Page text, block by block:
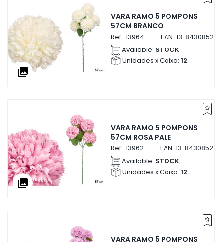
collections
VARA RAMO 5 POMPONS
57CM BRANCO
Ref.: 13964 EAN-13:
Available: STOCK
Unidades x Caixa: 12
collections
VARA RAMO 5 POMPONS
57CM ROSA PALE
Ref.: 13962 EAN-13:
Available: STOCK
Unidades x Caixa: 12
VARA RAMO 5 POMPONS